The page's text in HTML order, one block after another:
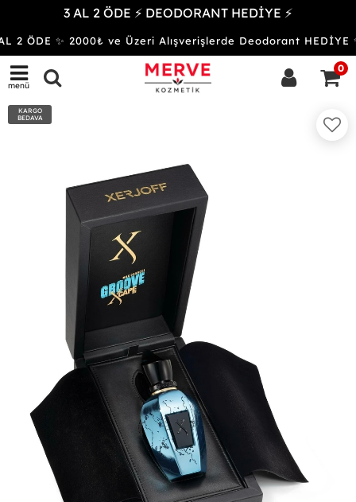
3 AL 2 ÖDE ⚡ DEODORANT HEDİYE ⚡
2 ÖDE ✨ 2000₺ ve Üzeri Alışverişlerde Deodorant HEDİYE
menü
0
KARGO
BEDAVA